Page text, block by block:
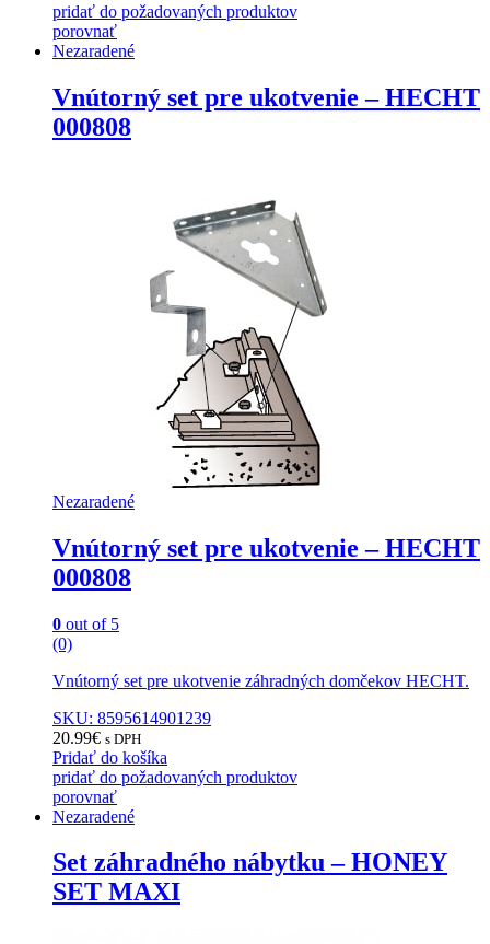
pridať do požadovaných produktov
porovnať
Nezaradené
Vnútorný set pre ukotvenie – HECHT
000808
Nezaradené
Vnútorný set pre ukotvenie – HECHT
000808
0 out of 5
(0)
Vnútorný set pre ukotvenie záhradných domčekov HECHT.
SKU: 8595614901239
20.99€ s DPH
Pridať do košíka
pridať do požadovaných produktov
porovnať
Nezaradené
Set záhradného nábytku – HONEY
SET MAXI